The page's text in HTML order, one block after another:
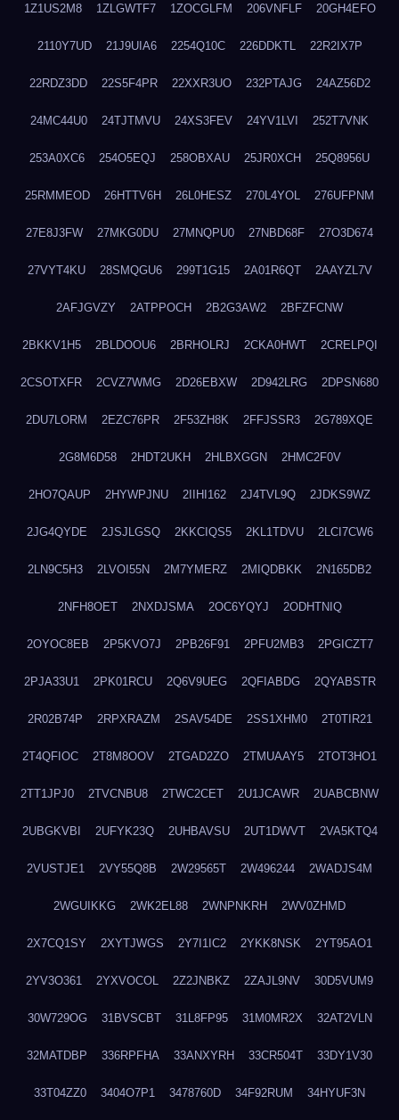
1Z1US2M8 1ZLGWTF7 1ZOCGLFM 206VNFLF 20GH4EFO
2110Y7UD 21J9UIA6 2254Q10C 226DDKTL 22R2IX7P
22RDZ3DD 22S5F4PR 22XXR3UO 232PTAJG 24AZ56D2
24MC44U0 24TJTMVU 24XS3FEV 24YV1LVI 252T7VNK
253A0XC6 254O5EQJ 258OBXAU 25JR0XCH 25Q8956U
25RMMEOD 26HTTV6H 26L0HESZ 270L4YOL 276UFPNM
27E8J3FW 27MKG0DU 27MNQPU0 27NBD68F 27O3D674
27VYT4KU 28SMQGU6 299T1G15 2A01R6QT 2AAYZL7V
2AFJGVZY 2ATPPOCH 2B2G3AW2 2BFZFCNW
2BKKV1H5 2BLDOOU6 2BRHOLRJ 2CKA0HWT 2CRELPQI
2CSOTXFR 2CVZ7WMG 2D26EBXW 2D942LRG 2DPSN680
2DU7LORM 2EZC76PR 2F53ZH8K 2FFJSSR3 2G789XQE
2G8M6D58 2HDT2UKH 2HLBXGGN 2HMC2F0V
2HO7QAUP 2HYWPJNU 2IIHI162 2J4TVL9Q 2JDKS9WZ
2JG4QYDE 2JSJLGSQ 2KKCIQS5 2KL1TDVU 2LCI7CW6
2LN9C5H3 2LVOI55N 2M7YMERZ 2MIQDBKK 2N165DB2
2NFH8OET 2NXDJSMA 2OC6YQYJ 2ODHTNIQ
2OYOC8EB 2P5KVO7J 2PB26F91 2PFU2MB3 2PGICZT7
2PJA33U1 2PK01RCU 2Q6V9UEG 2QFIABDG 2QYABSTR
2R02B74P 2RPXRAZM 2SAV54DE 2SS1XHM0 2T0TIR21
2T4QFIOC 2T8M8OOV 2TGAD2ZO 2TMUAAY5 2TOT3HO1
2TT1JPJ0 2TVCNBU8 2TWC2CET 2U1JCAWR 2UABCBNW
2UBGKVBI 2UFYK23Q 2UHBAVSU 2UT1DWVT 2VA5KTQ4
2VUSTJE1 2VY55Q8B 2W29565T 2W496244 2WADJS4M
2WGUIKKG 2WK2EL88 2WNPNKRH 2WV0ZHMD
2X7CQ1SY 2XYTJWGS 2Y7I1IC2 2YKK8NSK 2YT95AO1
2YV3O361 2YXVOCOL 2Z2JNBKZ 2ZAJL9NV 30D5VUM9
30W729OG 31BVSCBT 31L8FP95 31M0MR2X 32AT2VLN
32MATDBP 336RPFHA 33ANXYRH 33CR504T 33DY1V30
33T04ZZ0 3404O7P1 3478760D 34F92RUM 34HYUF3N